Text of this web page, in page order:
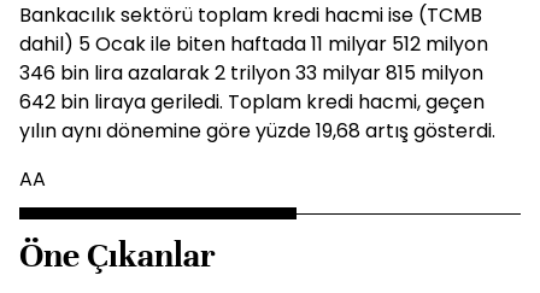
Bankacılık sektörü toplam kredi hacmi ise (TCMB
dahil) 5 Ocak ile biten haftada 11 milyar 512 milyon
346 bin lira azalarak 2 trilyon 33 milyar 815 milyon
642 bin liraya geriledi. Toplam kredi hacmi, geçen
yılın aynı dönemine göre yüzde 19,68 artış gösterdi.
AA
Öne Çıkanlar